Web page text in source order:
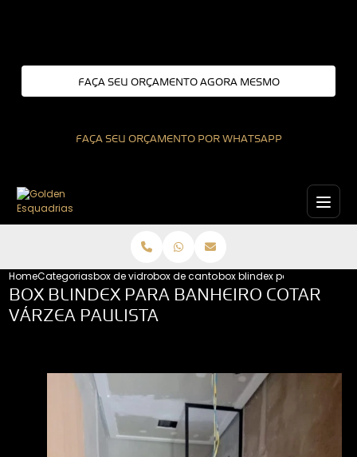
FAÇA SEU ORÇAMENTO AGORA MESMO
FAÇA SEU ORÇAMENTO POR WHATSAPP
HomeCategoriasbox de vidrobox de canto para banheirobox blindex para banheiro
BOX BLINDEX PARA BANHEIRO COTAR
VÁRZEA PAULISTA